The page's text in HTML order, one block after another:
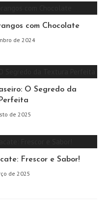
com Chocolate
de 2024
O Segredo da
de 2025
Frescor e Sabor!
de 2025